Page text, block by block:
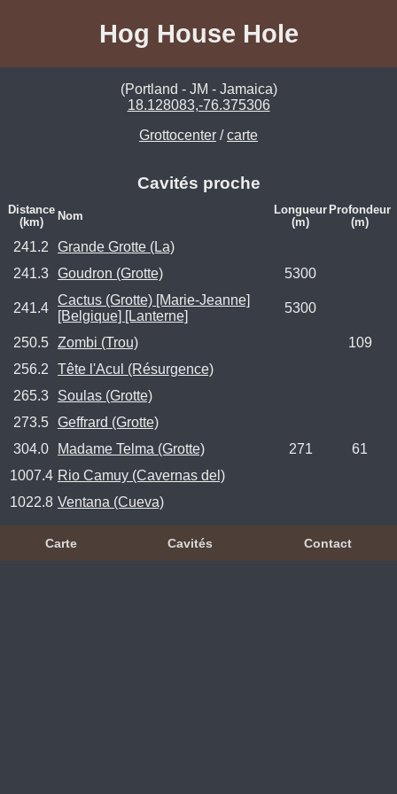
Hog House Hole
(Portland - JM - Jamaica)
18.128083,-76.375306
Grottocenter /carte
Cavités proche
Distance
(km)
Nom
Longueur
(m)
Profondeur
(m)
241.2
Grande Grotte (La)
241.3 Goudron (Grotte) 5300
241.4
Cactus (Grotte) [Marie-Jeanne]
[Belgique] [Lanterne]
5300
250.5 Zombi (Trou)
109
256.2
Tête l'Acul (Résurgence)
265.3
Soulas (Grotte)
273.5 Geffrard (Grotte)
304.0
Madame Telma (Grotte) 271
61
1007.4 Rio Camuy (Cavernas del)
1022.8 Ventana (Cueva)
Carte Cavités Contact